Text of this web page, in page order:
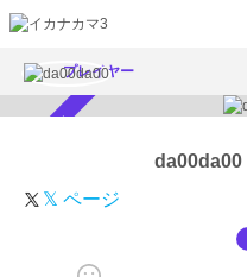
プレイヤー
da00da00
𝕏 ページ